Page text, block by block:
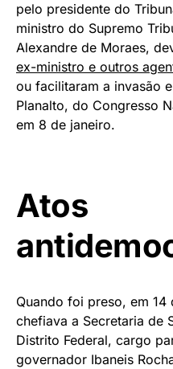
pelo presidente do
ministro do Supremo
Alexandre de Moraes,
ex-ministro e outros
ou facilitaram a invasão
Planalto, do Congresso
em 8 de janeiro.
Atos
Quando foi preso, em 14
chefiava a Secretaria de
Distrito Federal, cargo
governador Ibaneis